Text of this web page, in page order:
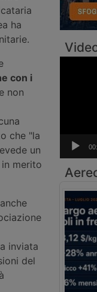
ha
con i
non
che "la
un
merito
inviata
del